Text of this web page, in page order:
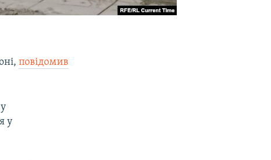
повідомив
у